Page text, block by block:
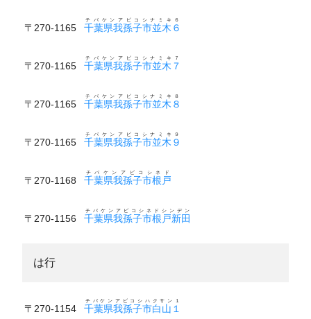
〒270-1165 千葉県我孫子市並木６
チバケンアビコシナミキ６
〒270-1165 千葉県我孫子市並木７
チバケンアビコシナミキ７
〒270-1165 千葉県我孫子市並木８
チバケンアビコシナミキ８
〒270-1165 千葉県我孫子市並木９
チバケンアビコシナミキ９
〒270-1168 千葉県我孫子市根戸
チバケンアビコシネド
〒270-1156 千葉県我孫子市根戸新田
チバケンアビコシネドシンデン
は行
〒270-1154 千葉県我孫子市白山１
チバケンアビコシハクサン１